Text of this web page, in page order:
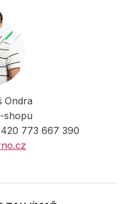
Ondra
shopu
773 667 390